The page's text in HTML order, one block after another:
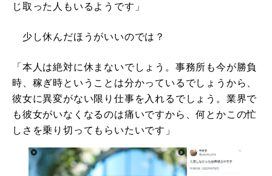
じ取った人もいるようです」
少し休んだほうがいいのでは？
「本人は絶対に休まないでしょう。事務所も今が勝負
時、稼ぎ時ということは分かっているでしょうから、
彼女に異変がない限り仕事を入れるでしょう。業界で
も彼女がいなくなるのは痛いですから、何とかこの忙
しさを乗り切ってもらいたいです」